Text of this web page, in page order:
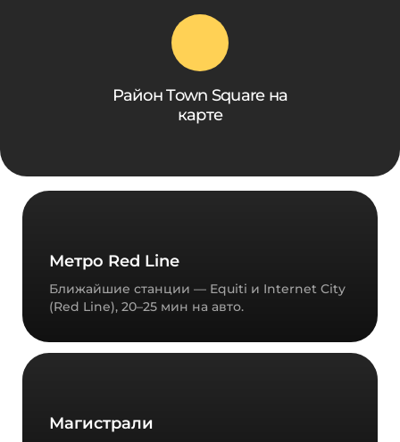
Район Town Square на
карте
Метро Red Line
Ближайшие станции — Equiti и Internet City
(Red Line), 20–25 мин на авто.
Магистрали